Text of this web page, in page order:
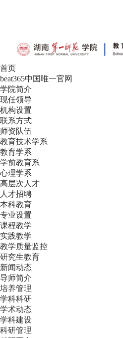
首页
beat365中国唯一官网
学院简介
现任领导
机构设置
联系方式
师资队伍
教育技术学系
教育学系
学前教育系
心理学系
高层次人才
人才招聘
本科教育
专业设置
课程教学
实践教学
教学质量监控
研究生教育
新闻动态
导师简介
培养管理
学科科研
学术动态
学科建设
科研管理